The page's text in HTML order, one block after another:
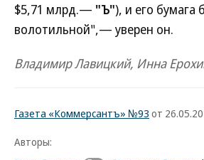
$5,71 млрд.— "Ъ"), и его бумага
волотильной",— уверен он.
Владимир Лавицкий, Инна
Газета «Коммерсантъ» №93 от
Авторы: